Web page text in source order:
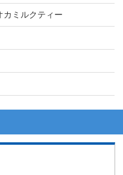
カミルクティー